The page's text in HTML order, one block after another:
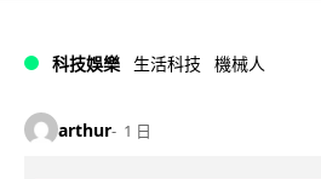
科技娛樂 生活科技 機械人
arthur 1 日